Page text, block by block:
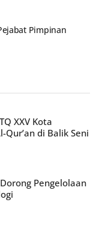
Pimpinan
XXV Kota
Qur’an di Balik Seni
Pengelolaan